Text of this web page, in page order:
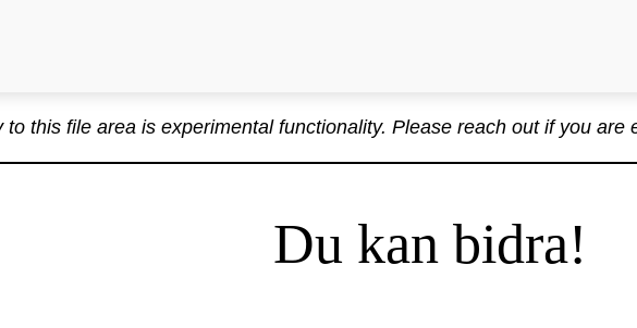
to this file area is experimental functionality. Please reach out if you are
Du kan bidra!